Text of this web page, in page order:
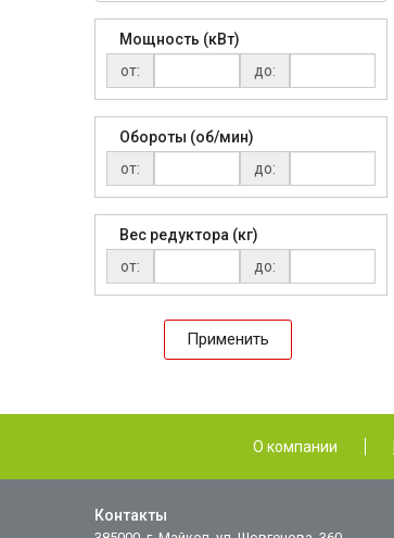
Мощность (кВт)
от:
до:
Обороты (об/мин)
от:
до:
Вес редуктора (кг)
от:
до:
Применить
О компании
Контакты